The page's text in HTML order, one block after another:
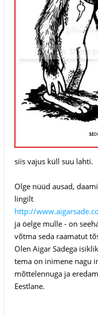
siis vajus küll suu lahti.
Olge nüüd ausad,
lingilt
http://
ja öelge mulle - on
võtma seda raamatut
Olen Aigar Sädega
tema on inimene nagu
mõttelennuga ja
Eestlane.